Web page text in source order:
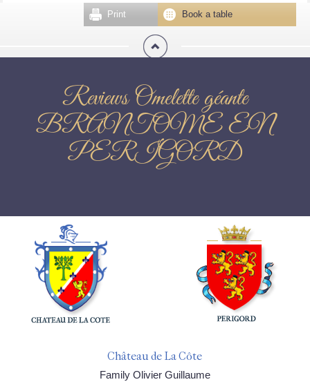
Book a table
Print
Reviews Omelette géante
BRANTOME EN
PERIGORD
Château de La Côte
Family Olivier Guillaume